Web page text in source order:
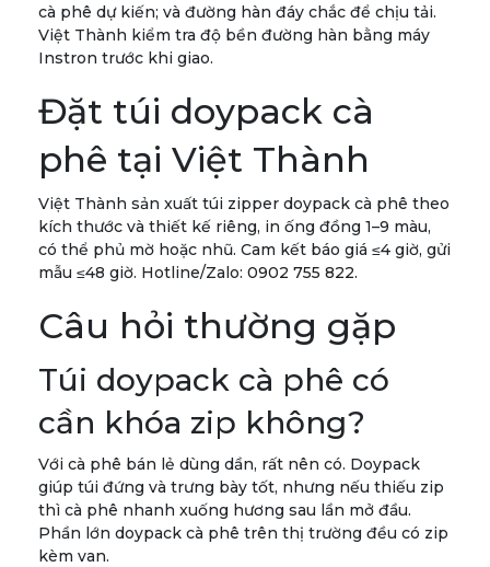
cà phê dự kiến; và đường hàn đáy chắc để chịu tải.
Việt Thành kiểm tra độ bền đường hàn bằng máy
Instron trước khi giao.
Đặt túi doypack cà
phê tại Việt Thành
Việt Thành sản xuất túi zipper doypack cà phê theo
kích thước và thiết kế riêng, in ống đồng 1–9 màu,
có thể phủ mờ hoặc nhũ. Cam kết báo giá ≤4 giờ, gửi
mẫu ≤48 giờ. Hotline/Zalo: 0902 755 822.
Câu hỏi thường gặp
Túi doypack cà phê có
cần khóa zip không?
Với cà phê bán lẻ dùng dần, rất nên có. Doypack
giúp túi đứng và trưng bày tốt, nhưng nếu thiếu zip
thì cà phê nhanh xuống hương sau lần mở đầu.
Phần lớn doypack cà phê trên thị trường đều có zip
kèm van.